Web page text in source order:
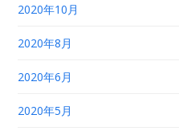
2020年10月
2020年8月
2020年6月
2020年5月